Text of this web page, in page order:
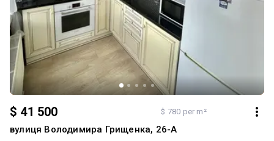
$ 41 500 $ 780 per m²
вулиця Володимира Грищенка, 26-А